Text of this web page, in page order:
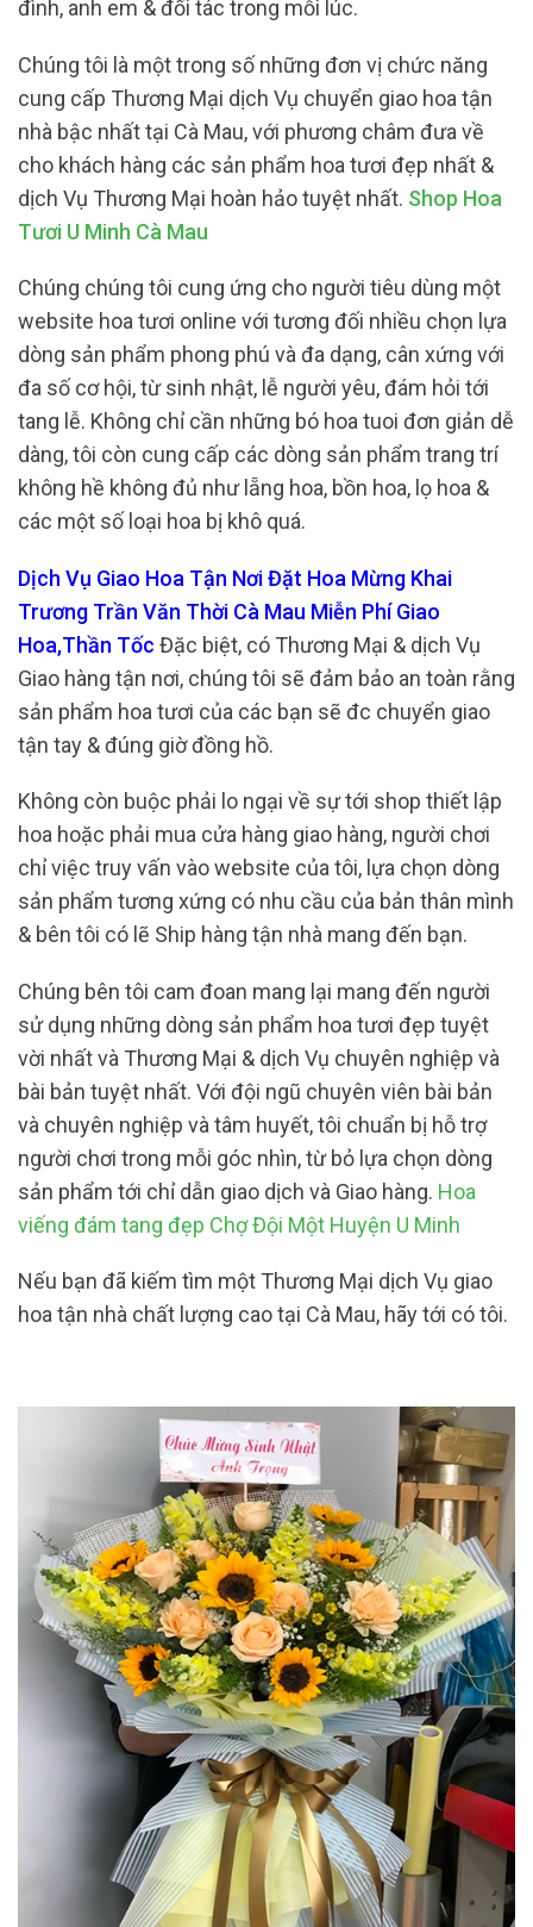
đình, anh em & đối tác trong mỗi lúc.
Chúng tôi là một trong số những đơn vị chức năng
cung cấp Thương Mại dịch Vụ chuyển giao hoa tận
nhà bậc nhất tại Cà Mau, với phương châm đưa về
cho khách hàng các sản phẩm hoa tươi đẹp nhất &
dịch Vụ Thương Mại hoàn hảo tuyệt nhất. Shop Hoa
Tươi U Minh Cà Mau
Chúng chúng tôi cung ứng cho người tiêu dùng một
website hoa tươi online với tương đối nhiều chọn lựa
dòng sản phẩm phong phú và đa dạng, cân xứng với
đa số cơ hội, từ sinh nhật, lễ người yêu, đám hỏi tới
tang lễ. Không chỉ cần những bó hoa tuoi đơn giản dễ
dàng, tôi còn cung cấp các dòng sản phẩm trang trí
không hề không đủ như lẵng hoa, bồn hoa, lọ hoa &
các một số loại hoa bị khô quá.
Dịch Vụ Giao Hoa Tận Nơi Đặt Hoa Mừng Khai
Trương Trần Văn Thời Cà Mau Miễn Phí Giao
Hoa,Thần Tốc Đặc biệt, có Thương Mại & dịch Vụ
Giao hàng tận nơi, chúng tôi sẽ đảm bảo an toàn rằng
sản phẩm hoa tươi của các bạn sẽ đc chuyển giao
tận tay & đúng giờ đồng hồ.
Không còn buộc phải lo ngại về sự tới shop thiết lập
hoa hoặc phải mua cửa hàng giao hàng, người chơi
chỉ việc truy vấn vào website của tôi, lựa chọn dòng
sản phẩm tương xứng có nhu cầu của bản thân mình
& bên tôi có lẽ Ship hàng tận nhà mang đến bạn.
Chúng bên tôi cam đoan mang lại mang đến người
sử dụng những dòng sản phẩm hoa tươi đẹp tuyệt
vời nhất và Thương Mại & dịch Vụ chuyên nghiệp và
bài bản tuyệt nhất. Với đội ngũ chuyên viên bài bản
và chuyên nghiệp và tâm huyết, tôi chuẩn bị hỗ trợ
người chơi trong mỗi góc nhìn, từ bỏ lựa chọn dòng
sản phẩm tới chỉ dẫn giao dịch và Giao hàng. Hoa
viếng đám tang đẹp Chợ Đội Một Huyện U Minh
Nếu bạn đã kiếm tìm một Thương Mại dịch Vụ giao
hoa tận nhà chất lượng cao tại Cà Mau, hãy tới có tôi.